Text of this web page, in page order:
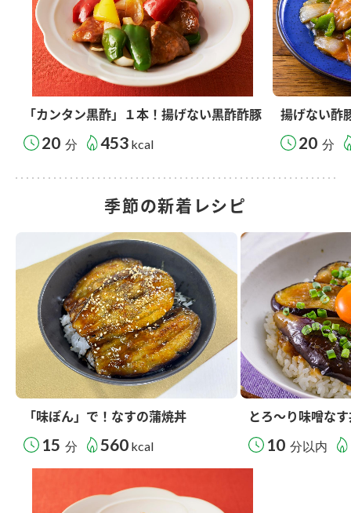
「カンタン黒酢」１本！揚げない黒酢酢豚
20 分 453 kcal
揚げない酢
20 分
季節の新着レシピ
「味ぽん」で！なすの蒲焼丼
15 分 560 kcal
とろ～り味噌な
10 分以内